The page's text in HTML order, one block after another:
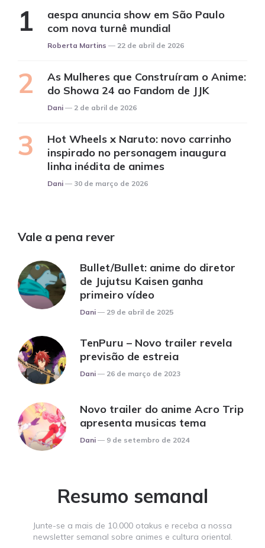
aespa anuncia show em São Paulo
com nova turnê mundial
Posted
Roberta Martins 22 de abril de 2026
As Mulheres que Construíram o Anime:
do Showa 24 ao Fandom de JJK
Posted
Dani 2 de abril de 2026
Hot Wheels x Naruto: novo carrinho
inspirado no personagem inaugura
linha inédita de animes
Posted
Dani 30 de março de 2026
Vale a pena rever
Bullet/Bullet: anime do diretor
de Jujutsu Kaisen ganha
primeiro vídeo
Posted
Dani 29 de abril de 2025
TenPuru – Novo trailer revela
previsão de estreia
Posted
Dani 26 de março de 2023
Novo trailer do anime Acro Trip
apresenta musicas tema
Posted
Dani 9 de setembro de 2024
Resumo semanal
Junte-se a mais de 10.000 otakus e receba a nossa
newsletter semanal sobre animes e cultura oriental.